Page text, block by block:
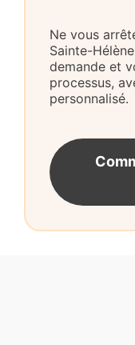
Ne vous
Sainte-
demande et
processus,
personnalisé.